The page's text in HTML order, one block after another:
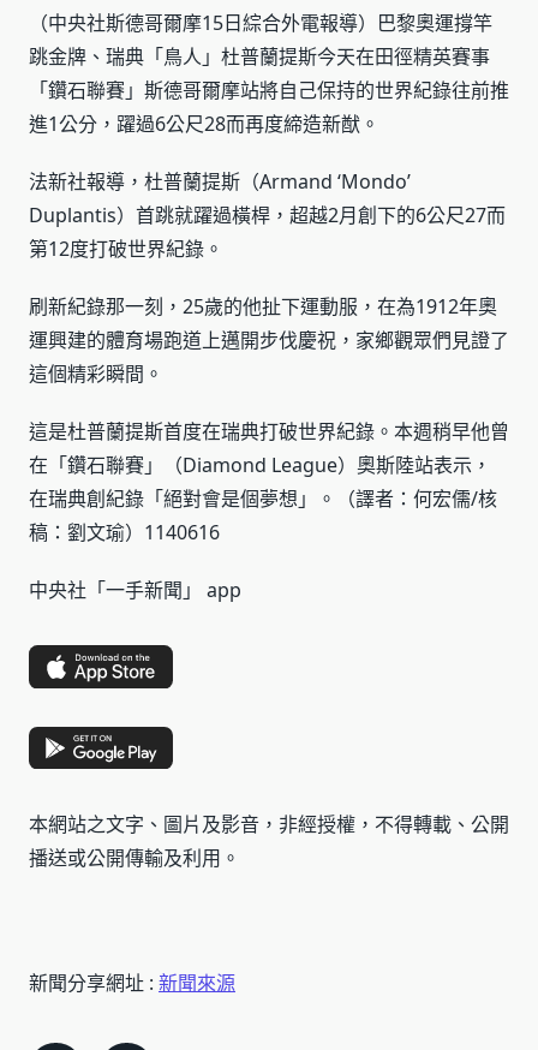
（中央社斯德哥爾摩15日綜合外電報導）巴黎奧運撐竿
跳金牌、瑞典「鳥人」杜普蘭提斯今天在田徑精英賽事
「鑽石聯賽」斯德哥爾摩站將自己保持的世界紀錄往前推
進1公分，躍過6公尺28而再度締造新猷。
法新社報導，杜普蘭提斯（Armand ‘Mondo’
Duplantis）首跳就躍過橫桿，超越2月創下的6公尺27而
第12度打破世界紀錄。
刷新紀錄那一刻，25歲的他扯下運動服，在為1912年奧
運興建的體育場跑道上邁開步伐慶祝，家鄉觀眾們見證了
這個精彩瞬間。
這是杜普蘭提斯首度在瑞典打破世界紀錄。本週稍早他曾
在「鑽石聯賽」（Diamond League）奧斯陸站表示，
在瑞典創紀錄「絕對會是個夢想」。（譯者：何宏儒/核
稿：劉文瑜）1140616
中央社「一手新聞」 app
本網站之文字、圖片及影音，非經授權，不得轉載、公開
播送或公開傳輸及利用。
新聞分享網址 : 新聞來源